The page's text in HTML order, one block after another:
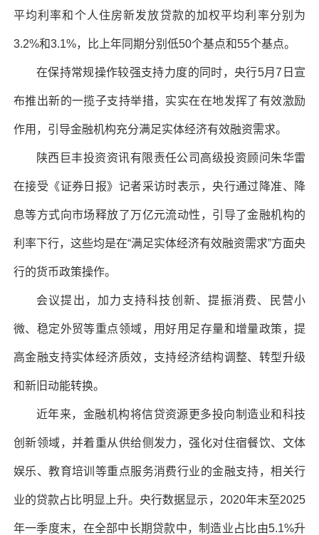
平均利率和个人住房新发放贷款的加权平均利率分别为
3.2%和3.1%，比上年同期分别低50个基点和55个基点。
在保持常规操作较强支持力度的同时，央行5月7日宣
布推出新的一揽子支持举措，实实在在地发挥了有效激励
作用，引导金融机构充分满足实体经济有效融资需求。
陕西巨丰投资资讯有限责任公司高级投资顾问朱华雷
在接受《证券日报》记者采访时表示，央行通过降准、降
息等方式向市场释放了万亿元流动性，引导了金融机构的
利率下行，这些均是在“满足实体经济有效融资需求”方面央
行的货币政策操作。
会议提出，加力支持科技创新、提振消费、民营小
微、稳定外贸等重点领域，用好用足存量和增量政策，提
高金融支持实体经济质效，支持经济结构调整、转型升级
和新旧动能转换。
近年来，金融机构将信贷资源更多投向制造业和科技
创新领域，并着重从供给侧发力，强化对住宿餐饮、文体
娱乐、教育培训等重点服务消费行业的金融支持，相关行
业的贷款占比明显上升。央行数据显示，2020年末至2025
年一季度末，在全部中长期贷款中，制造业占比由5.1%升